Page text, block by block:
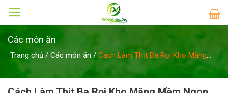
Skip
content
Các món ăn
Trang chủ / Các món ăn /Cách Làm Thịt Ba Rọi Kho Măng
Mềm Ngon, Lên Màu Bắt Mắt